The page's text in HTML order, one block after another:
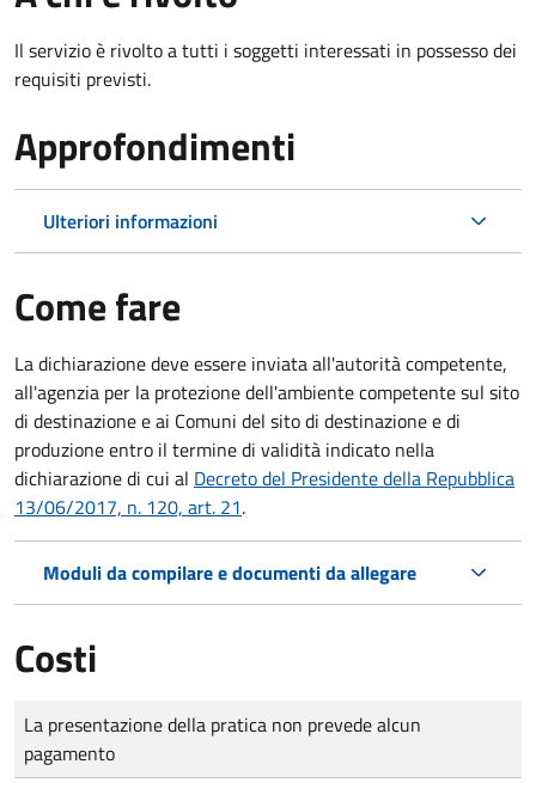
Il servizio è rivolto a tutti i soggetti interessati in possesso dei
requisiti previsti.
Approfondimenti
Ulteriori informazioni
Come fare
La dichiarazione deve essere inviata all'autorità competente,
all'agenzia per la protezione dell'ambiente competente sul sito
di destinazione e ai Comuni del sito di destinazione e di
produzione entro il termine di validità indicato nella
dichiarazione di cui al Decreto del Presidente della Repubblica
13/06/2017, n. 120, art. 21.
Moduli da compilare e documenti da allegare
Costi
Tipo di pagamento
Importo
La presentazione della pratica non prevede alcun
pagamento